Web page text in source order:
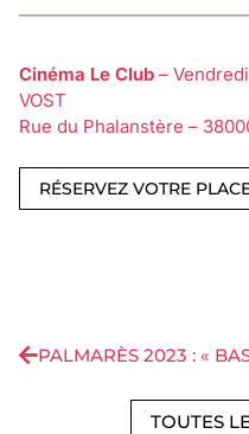
Cinéma Le Club –
VOST
Rue du Phalanstère –
RÉSERVEZ VOTRE
TOUTES